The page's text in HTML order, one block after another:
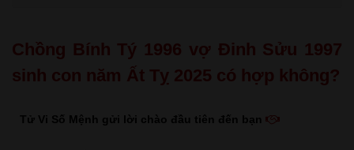
Chồng Bính Tý 1996 vợ Đinh Sửu 1997
sinh con năm Ất Tỵ 2025 có hợp không?
Tử Vi Số Mệnh gửi lời chào đầu tiên đến bạn